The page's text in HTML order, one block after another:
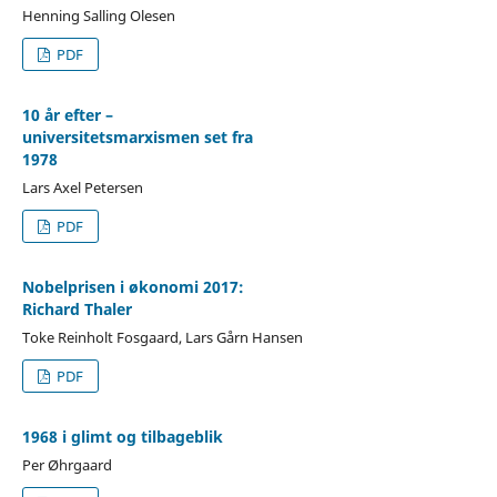
Henning Salling Olesen
PDF
10 år efter –
universitetsmarxismen set fra
1978
Lars Axel Petersen
PDF
Nobelprisen i økonomi 2017:
Richard Thaler
Toke Reinholt Fosgaard, Lars Gårn Hansen
PDF
1968 i glimt og tilbageblik
Per Øhrgaard